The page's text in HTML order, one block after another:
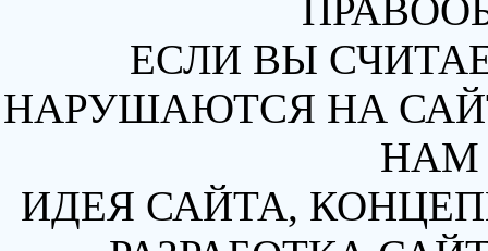
ЕСЛИ ВЫ
НАРУШАЮТСЯ НА
НАМ
ИДЕЯ САЙТА,